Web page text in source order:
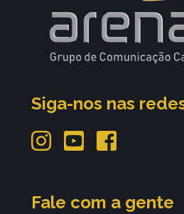
Siga-nos nas
Fale com a gente